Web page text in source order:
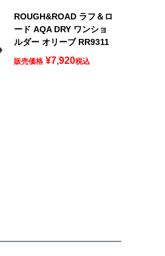
ROUGH&ROAD ラフ＆ロ
ード AQA DRY ワンショ
ルダー オリーブ RR9311
販売価格 ¥7,920税込